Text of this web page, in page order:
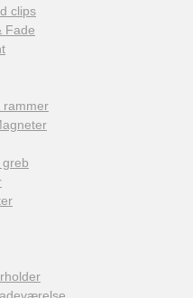
clips
Fade
rammer
greb